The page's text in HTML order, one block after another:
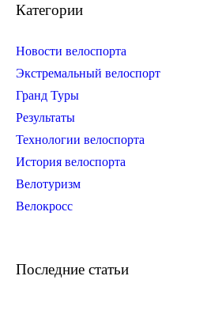
Категории
Новости велоспорта
Экстремальный велоспорт
Гранд Туры
Результаты
Технологии велоспорта
История велоспорта
Велотуризм
Велокросс
Последние статьи